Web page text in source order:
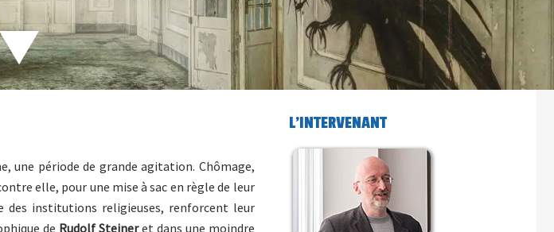
une période de grande agitation. Chômage,
elle, pour une mise à sac en règle de leur
des institutions religieuses, renforcent leur
de Rudolf Steineret dans une moindre
L'INTERVENANT